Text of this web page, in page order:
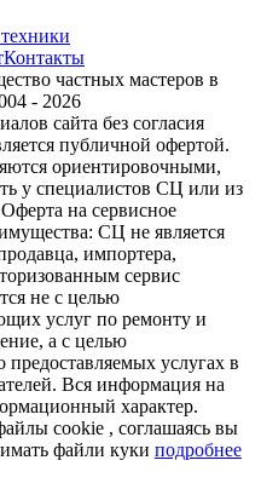
Контакты
частных мастеров в
- 2026
сайта без согласия
публичной офертой.
ориентировочными,
у специалистов СЦ или из
на сервисное
СЦ не является
импортера,
сервис
не с целью
услуг по ремонту и
а с целью
услугах в
Вся информация на
характер.
cookie , соглашаясь вы
файли куки подробнее